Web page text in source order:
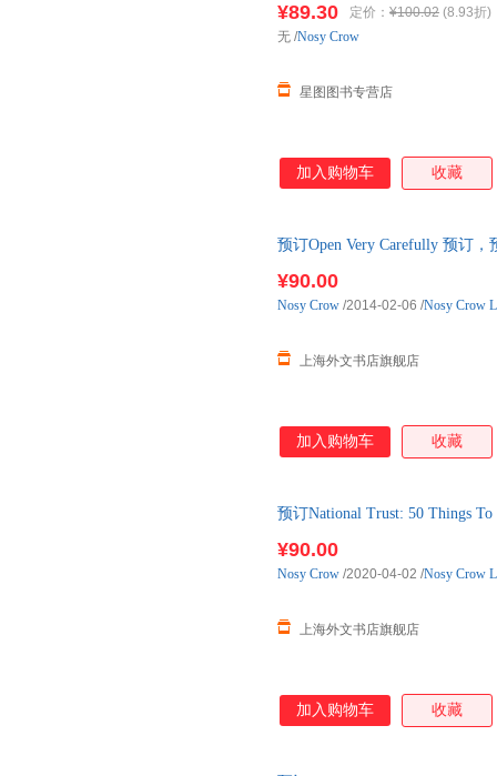
¥89.30 定价： ¥100.02 (8.93折)
星图图书专营店
无 /Nosy Crow
加入购物车 收藏
预订Open Very Carefully 预订
¥90.00
上海外文书店旗舰店
Nosy Crow /2014-02-06 /Nosy Crow
加入购物车 收藏
预订National Trust: 50 Things
¥90.00
上海外文书店旗舰店
Nosy Crow /2020-04-02 /Nosy Crow
加入购物车 收藏